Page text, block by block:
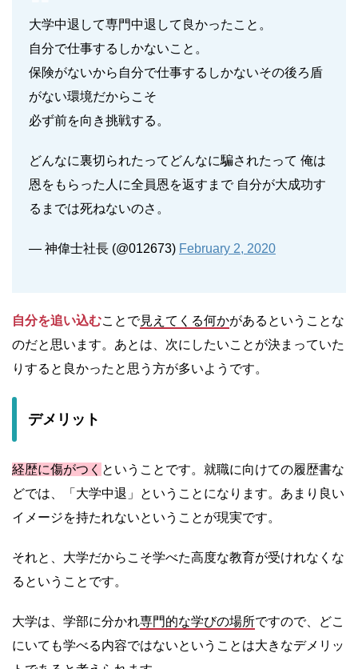
大学中退して専門中退して良かったこと。
自分で仕事するしかないこと。
保険がないから自分で仕事するしかないその後ろ盾
がない環境だからこそ
必ず前を向き挑戦する。
どんなに裏切られたってどんなに騙されたって 俺は
恩をもらった人に全員恩を返すまで 自分が大成功す
るまでは死ねないのさ。
— 神偉士社長 (@012673) February 2, 2020
自分を追い込むことで見えてくる何かがあるということな
のだと思います。あとは、次にしたいことが決まっていた
りすると良かったと思う方が多いようです。
デメリット
経歴に傷がつく ということです。就職に向けての履歴書な
どでは、「大学中退」ということになります。あまり良い
イメージを持たれないということが現実です。
それと、大学だからこそ学べた高度な教育が受けれなくな
るということです。
大学は、学部に分かれ専門的な学びの場所ですので、どこ
にいても学べる内容ではないということは大きなデメリッ